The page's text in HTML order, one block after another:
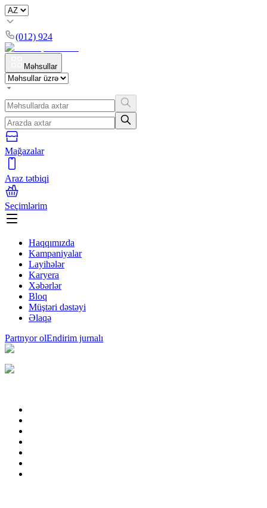
(012) 924
Məhsullar
Mağazalar
Araz tətbiqi
Seçimlərim
Haqqımızda
Kampaniyalar
Layihələr
Karyera
Xəbərlər
Bloq
Müştəri dəstəyi
Əlaqə
Partnyor olEndirim jurnalı